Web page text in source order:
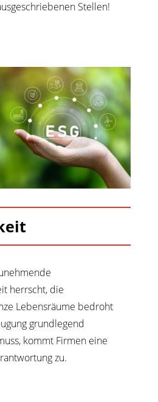
Stellen!
herrscht, die
Lebensräume bedroht
grundlegend
kommt Firmen eine
zu.